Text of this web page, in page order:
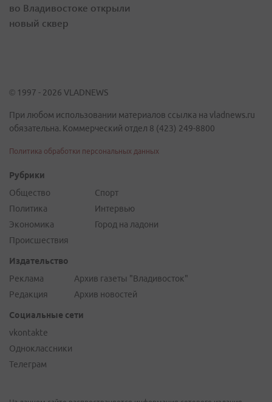
во Владивостоке открыли
новый сквер
© 1997 - 2026 VLADNEWS
При любом использовании материалов ссылка на vladnews.ru
обязательна. Коммерческий отдел 8 (423) 249-8800
Политика обработки персональных данных
Рубрики
Общество
Политика
Экономика
Происшествия
Спорт
Интервью
Город на ладони
Издательство
Реклама
Редакция
Архив газеты "Владивосток"
Архив новостей
Социальные сети
vkontakte
Одноклассники
Телеграм